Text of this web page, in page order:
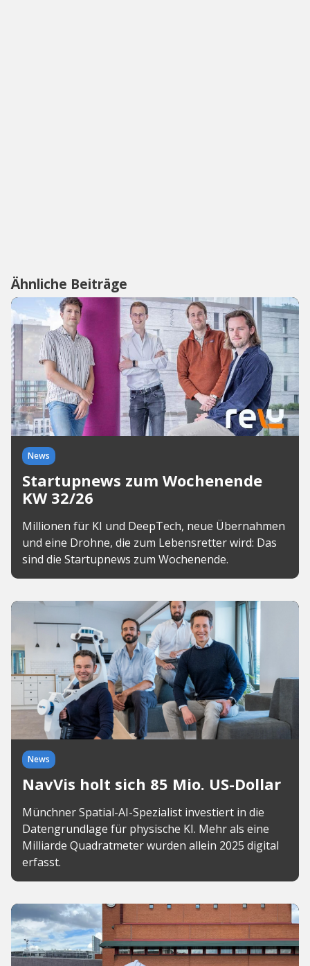
Ähnliche Beiträge
News
Startupnews zum Wochenende
KW 32/26
Millionen für KI und DeepTech, neue Übernahmen
und eine Drohne, die zum Lebensretter wird: Das
sind die Startupnews zum Wochenende.
News
NavVis holt sich 85 Mio. US-Dollar
Münchner Spatial-AI-Spezialist investiert in die
Datengrundlage für physische KI. Mehr als eine
Milliarde Quadratmeter wurden allein 2025 digital
erfasst.